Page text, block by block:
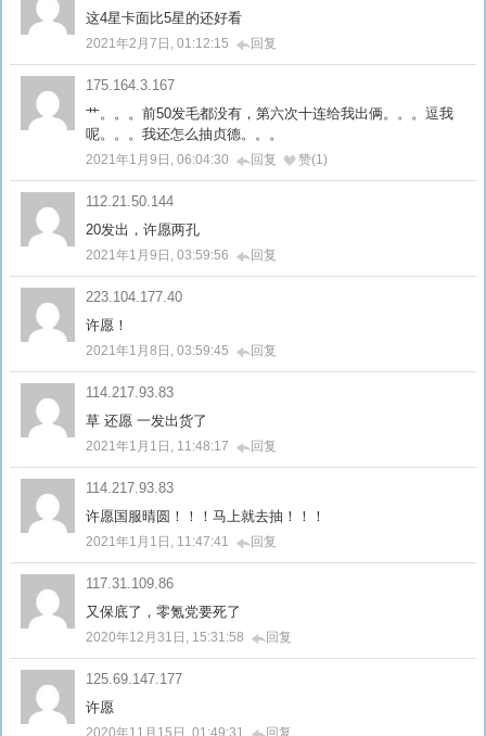
这4星卡面比5星的还好看
2021年2月7日, 01:12:15 回复
175.164.3.167
艹。。。前50发毛都没有，第六次十连给我出俩。。。逗我
呢。。。我还怎么抽贞德。。。
2021年1月9日, 06:04:30 回复 赞(1)
112.21.50.144
20发出，许愿两孔
2021年1月9日, 03:59:56 回复
223.104.177.40
许愿！
2021年1月8日, 03:59:45 回复
114.217.93.83
草 还愿 一发出货了
2021年1月1日, 11:48:17 回复
114.217.93.83
许愿国服晴圆！！！马上就去抽！！！
2021年1月1日, 11:47:41 回复
117.31.109.86
又保底了，零氪党要死了
2020年12月31日, 15:31:58 回复
125.69.147.177
许愿
2020年11月15日, 01:49:31 回复